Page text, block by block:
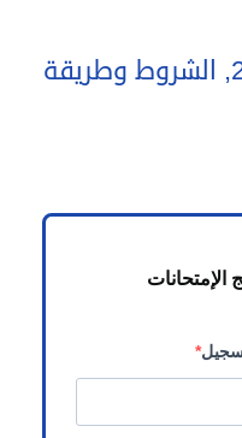
مباراة الأمن الوطني 2025, الشروط وطريقة